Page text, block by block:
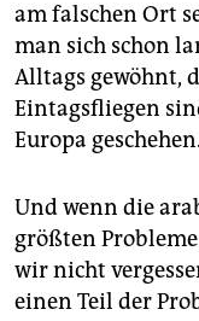
am falschen Ort
man sich schon
Alltags gewöhnt,
Eintagsfliegen
Europa geschehen.
Und wenn die
größten
wir nicht
einen Teil der